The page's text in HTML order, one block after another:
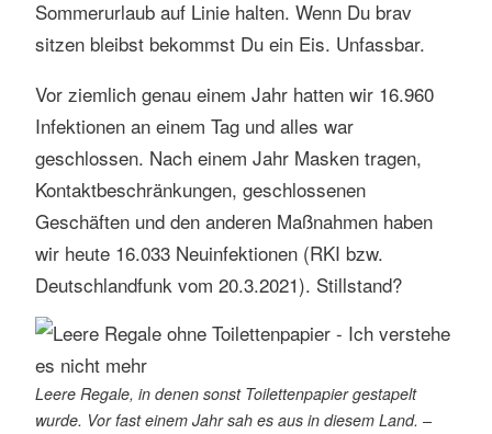
Sommerurlaub auf Linie halten. Wenn Du brav
sitzen bleibst bekommst Du ein Eis. Unfassbar.
Vor ziemlich genau einem Jahr hatten wir 16.960
Infektionen an einem Tag und alles war
geschlossen. Nach einem Jahr Masken tragen,
Kontaktbeschränkungen, geschlossenen
Geschäften und den anderen Maßnahmen haben
wir heute 16.033 Neuinfektionen (RKI bzw.
Deutschlandfunk vom 20.3.2021). Stillstand?
Leere Regale, in denen sonst Toilettenpapier gestapelt
wurde. Vor fast einem Jahr sah es aus in diesem Land. –